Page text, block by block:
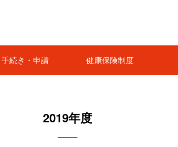
手続き・申請 健康保険制度
2019年度